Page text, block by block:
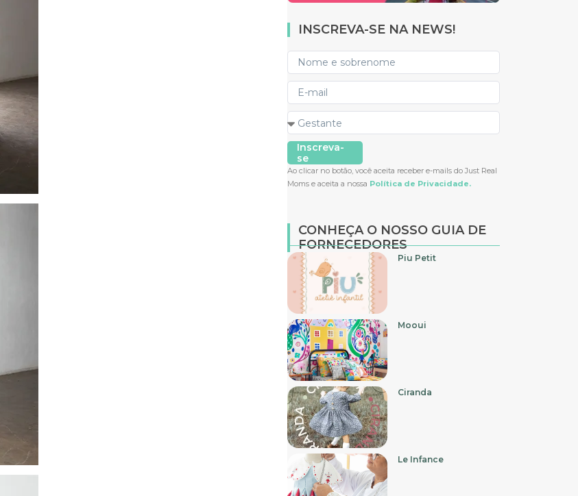
INSCREVA-SE NA NEWS!
Inscreva-
se
Ao clicar no botão, você aceita receber e-mails do Just Real
Moms e aceita a nossa Política de Privacidade.
CONHEÇA O NOSSO GUIA DE
FORNECEDORES
Piu Petit
Mooui
Ciranda
Le Infance